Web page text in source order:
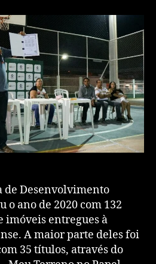
Desenvolvimento
o ano de 2020 com 132
entregues à
A maior parte deles foi
35 títulos, através do